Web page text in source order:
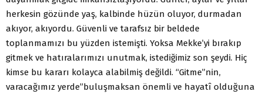
herkesin gözünde yaş, kalbinde hüzün oluyor, durmadan
akı­yor, akıyordu. Güvenli ve tarafsız bir beldede
toplanmamızı bu yüzden istemişti. Yoksa Mekke’yi bırakıp
gitmek ve hatıra­larımızı unutmak, istediğimiz son şeydi. Hiç
kimse bu kararı kolayca alabilmiş değildi. “Gitme”nin,
varacağımız yerde”bu­luşmaksan önemli ve hayatî olduğuna